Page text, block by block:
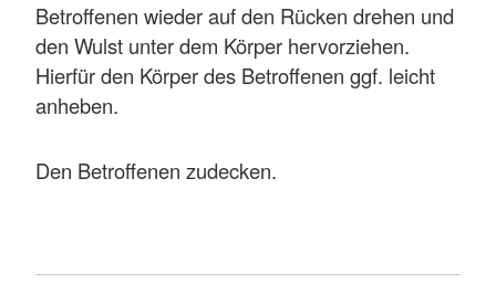
Betroffenen wieder auf den Rücken drehen und
den Wulst unter dem Körper hervorziehen.
Hierfür den Körper des Betroffenen ggf. leicht
anheben.
Den Betroffenen zudecken.